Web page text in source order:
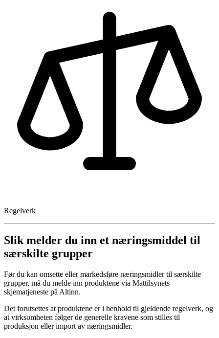
Regelverk
Slik melder du inn et næringsmiddel til
særskilte grupper
Før du kan omsette eller markedsføre næringsmidler til særskilte
grupper, må du melde inn produktene via Mattilsynets
skjematjeneste på Altinn.
Det forutsettes at produktene er i henhold til gjeldende regelverk, og
at virksomheten følger de generelle kravene som stilles til
produksjon eller import av næringsmidler.